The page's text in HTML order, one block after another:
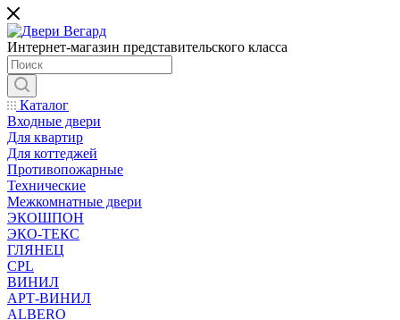
Интернет-магазин представительского класса
Каталог
Входные двери
Для квартир
Для коттеджей
Противопожарные
Технические
Межкомнатные двери
ЭКОШПОН
ЭКО-ТЕКС
ГЛЯНЕЦ
CPL
ВИНИЛ
АРТ-ВИНИЛ
ALBERO